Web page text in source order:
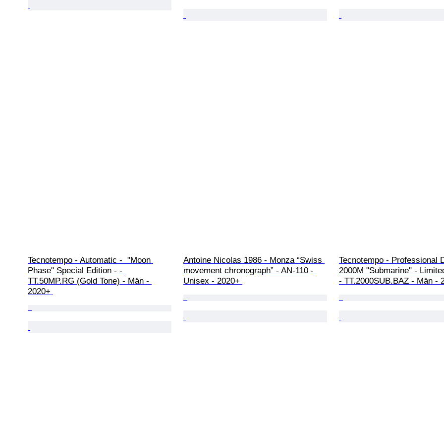
Tecnotempo - Automatic -  "Moon
Phase" Special Edition - -
TT.50MP.RG (Gold Tone) - Män -
2020+
Antoine Nicolas 1986 - Monza “Swiss
movement chronograph” - AN-110 -
Unisex - 2020+
Tecnotempo - Professional
2000M "Submarine" -
- TT.2000SUB.BAZ - Män -